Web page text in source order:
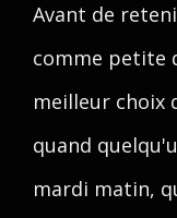
Avant de
comme petite
meilleur choix
quand
mardi matin,